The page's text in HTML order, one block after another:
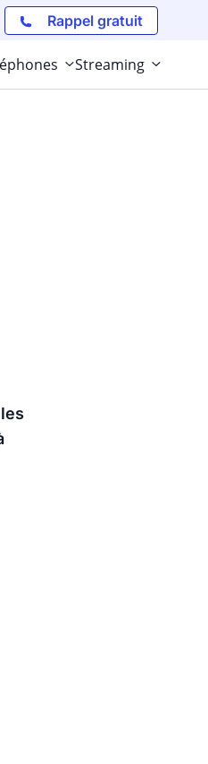
Rappel gratuit
Streaming